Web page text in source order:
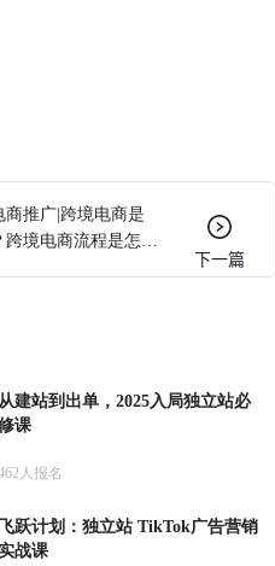
商推广|跨境电商是
跨境电商流程是怎样
下一篇
建站到出单，2025入局独立站必
课
人报名
飞跃计划：独立站 TikTok广告营销
战课